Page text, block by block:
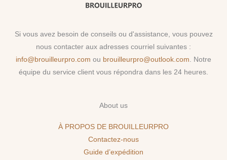
Si vous avez besoin de conseils ou d'assistance, vous pouvez
nous contacter aux adresses courriel suivantes :
info@brouilleurpro.com ou brouilleurpro@outlook.com . Notre
équipe du service client vous répondra dans les 24 heures.
About us
À PROPOS DE BROUILLEURPRO
Contactez-nous
Guide d’expédition